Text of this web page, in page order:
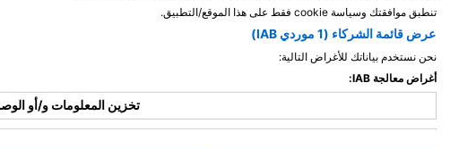
تنطبق موافقتك وسياسة cookie فقط على هذا الموقع/التطبيق.
عرض قائمة الشركاء (1 موردي IAB)
نحن نستخدم بياناتك للأغراض التالية:
أغراض معالجة IAB:
تخزين المعلومات و/أو